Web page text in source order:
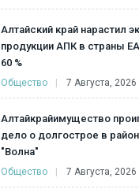
Алтайский край нарастил
продукции АПК в страны
60 %
Общество 7 Августа, 2026
Алтайкрайимущество
дело о долгострое в
"Волна"
Общество 7 Августа, 2026